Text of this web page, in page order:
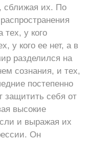
сближая их. По
тех, у кого
у кого ее нет, а в
разделился на
сознания, и тех,
постепенно
защитить себя от
высокие
и выражая их
Он